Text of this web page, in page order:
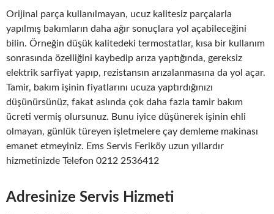
Orijinal parça kullanılmayan, ucuz kalitesiz parçalarla
yapılmış bakımların daha ağır sonuçlara yol açabileceğini
bilin. Örneğin düşük kalitedeki termostatlar, kısa bir kullanım
sonrasında özelliğini kaybedip arıza yaptığında, gereksiz
elektrik sarfiyat yapıp, rezistansın arızalanmasına da yol açar.
Tamir, bakım işinin fiyatlarını ucuza yaptırdığınızı
düşünürsünüz, fakat aslında çok daha fazla tamir bakım
ücreti vermiş olursunuz. Bunu iyice düşünerek işinin ehli
olmayan, günlük türeyen işletmelere çay demleme makinası
emanet etmeyiniz. Ems Servis Feriköy uzun yıllardır
hizmetinizde Telefon 0212 2536412
Adresinize Servis Hizmeti